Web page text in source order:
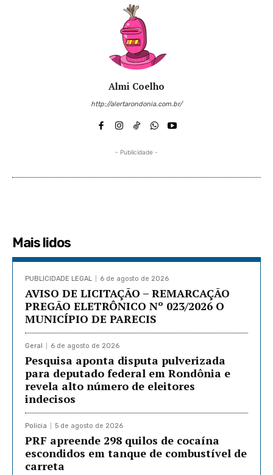
Almi Coelho
http://alertarondonia.com.br/
- Publicidade -
Mais lidos
PUBLICIDADE LEGAL 6 de agosto de 2026
AVISO DE LICITAÇÃO – REMARCAÇÃO
PREGÃO ELETRÔNICO Nº 023/2026 O
MUNICÍPIO DE PARECIS
Geral 6 de agosto de 2026
Pesquisa aponta disputa pulverizada
para deputado federal em Rondônia e
revela alto número de eleitores
indecisos
Policia 5 de agosto de 2026
PRF apreende 298 quilos de cocaína
escondidos em tanque de combustível de
carreta